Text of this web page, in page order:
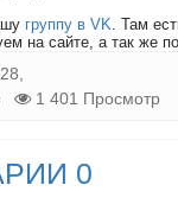
группу в VK . Там
на сайте, а так же
1 401 Просмотр
0